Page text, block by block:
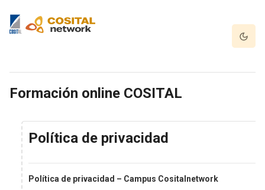
Modo
Formación online COSITAL
Política de privacidad
Política de privacidad – Campus Cositalnetwork